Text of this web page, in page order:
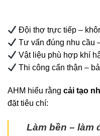
Đội thợ trực tiếp –
Tư vấn đúng nhu cầu
Vật liệu phù hợp khí
Thi công cẩn thận –
AHM hiểu rằng cải tạo
đặt tiêu chí:
Làm bền – làm